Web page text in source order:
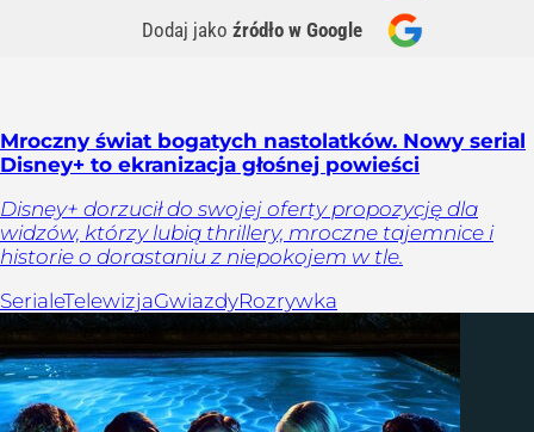
Dodaj jako źródło w Google
Mroczny świat bogatych nastolatków. Nowy serial
Disney+ to ekranizacja głośnej powieści
Disney+ dorzucił do swojej oferty propozycję dla
widzów, którzy lubią thrillery, mroczne tajemnice i
historie o dorastaniu z niepokojem w tle.
SerialeTelewizjaGwiazdyRozrywka